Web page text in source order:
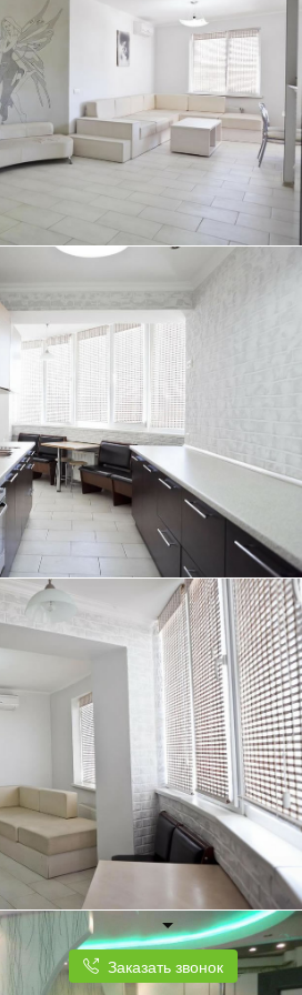
КВАРТИРА, 84 КВ.М.
ПРОЕКТ ГОСТИНОЙ - НАША ГОРДОСТЬ
КВАРТИРА, 84 КВ.М.
ОТЛИЧНО ГАРМОНИРУЕТ С
КВАРТИРЫ
КВАРТИРА, 84 КВ.М.
В СВЕТЛУЮ И ПРОСТОРНУЮ ГОСТИНУЮ
Заказать звонок